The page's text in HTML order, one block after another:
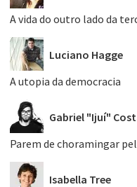
A vida do outro lado da
Luciano Hagge
A utopia da democracia
Gabriel "Ijuí"
Parem de choramingar
Isabella Tree